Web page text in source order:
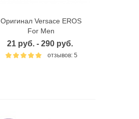
Быстрый просмотр
Оригинал Versace EROS
For Men
21 руб. - 290 руб.
отзывов: 5